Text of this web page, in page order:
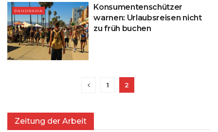
PANORAMA
Konsumentenschützer
warnen: Urlaubsreisen nicht
zu früh buchen
1 2
Zeitung der Arbeit